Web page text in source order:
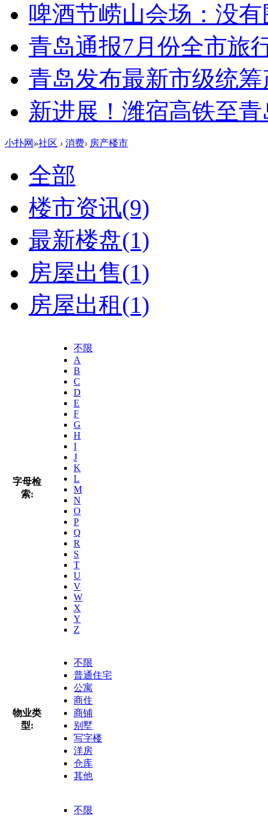
啤酒节崂山会场：没有
青岛通报7月份全市旅
青岛发布最新市级统
新进展！潍宿高铁至
小扑网 »社区 › 消费› 房产楼市
全部
楼市资讯(9)
最新楼盘(1)
房屋出售(1)
房屋出租(1)
字母检
索:
不限
A
B
C
D
E
F
G
H
I
J
K
L
M
N
O
P
Q
R
S
T
U
V
W
X
Y
Z
物业类
型:
不限
普通住宅
公寓
商住
商铺
别墅
写字楼
洋房
仓库
其他
不限